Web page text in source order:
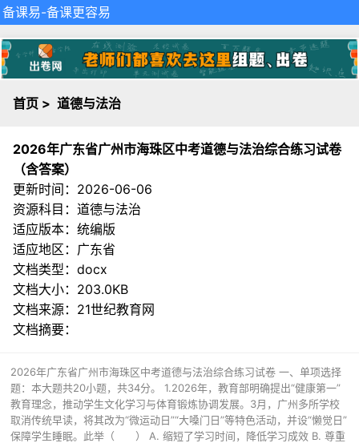
备课易-备课更容易
首页 > 道德与法治
2026年广东省广州市海珠区中考道德与法治综合练习试卷
（含答案）
更新时间：2026-06-06
资源科目：道德与法治
适应版本：统编版
适应地区：广东省
文档类型：docx
文档大小：203.0KB
文档来源： 21世纪教育网
文档摘要：
2026年广东省广州市海珠区中考道德与法治综合练习试卷 一、单项选择
题：本大题共20小题，共34分。 1.2026年，教育部明确提出“健康第一”
教育理念，推动学生文化学习与体育锻炼协调发展。3月，广州多所学校
取消传统早读，将其改为“微运动日”“大嗓门日”等特色活动，并设“懒觉日”
保障学生睡眠。此举（ ） A. 缩短了学习时间，降低学习成效 B. 尊重